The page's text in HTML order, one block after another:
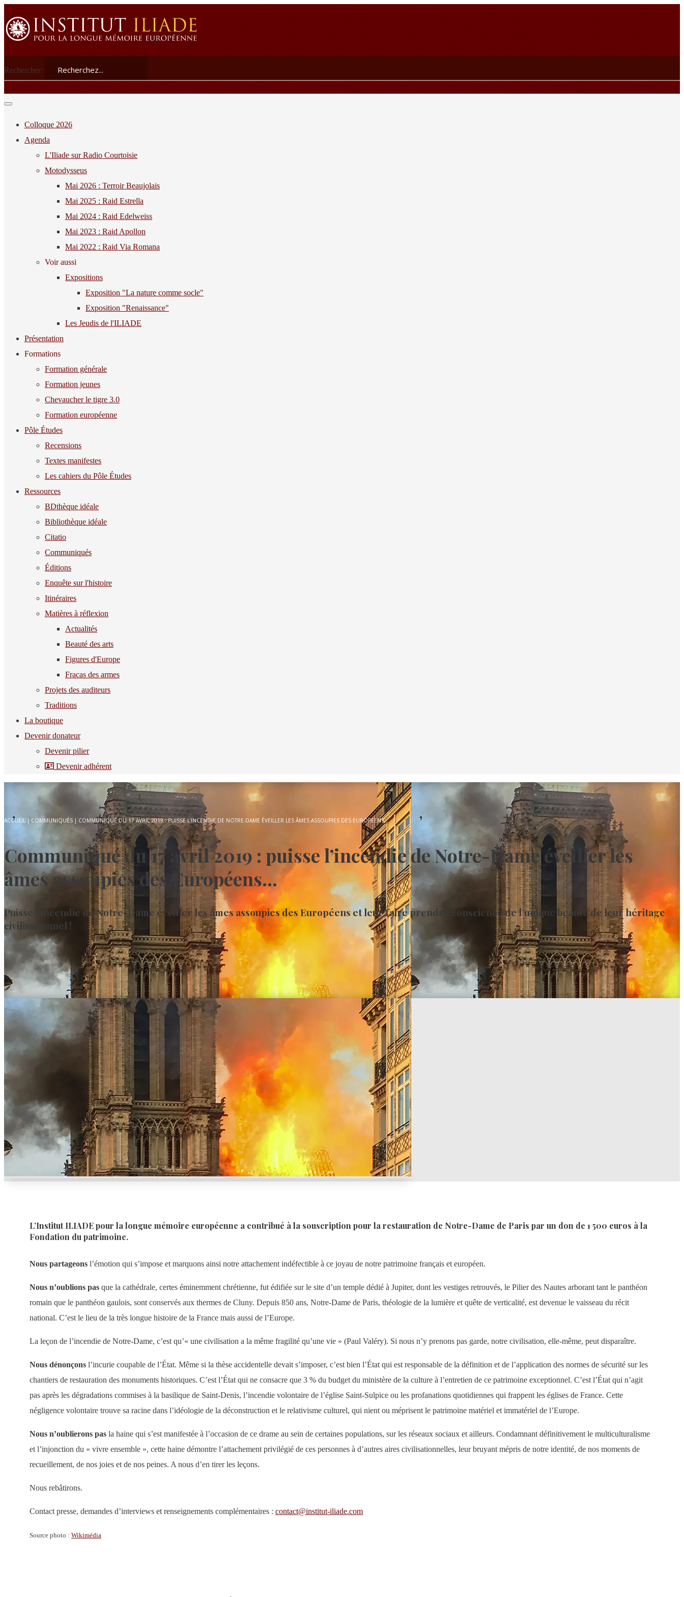
Rechercher:
Colloque 2026
Agenda
L'Iliade sur Radio Courtoisie
Motodysseus
Mai 2026 : Terroir Beaujolais
Mai 2025 : Raid Estrella
Mai 2024 : Raid Edelweiss
Mai 2023 : Raid Apollon
Mai 2022 : Raid Via Romana
Voir aussi
Expositions
Exposition "La nature comme socle"
Exposition "Renaissance"
Les Jeudis de l'ILIADE
Présentation
Formations
Formation générale
Formation jeunes
Chevaucher le tigre 3.0
Formation européenne
Pôle Études
Recensions
Textes manifestes
Les cahiers du Pôle Études
Ressources
BDthèque idéale
Bibliothèque idéale
Citatio
Communiqués
Éditions
Enquête sur l'histoire
Itinéraires
Matières à réflexion
Actualités
Beauté des arts
Figures d'Europe
Fracas des armes
Projets des auditeurs
Traditions
La boutique
Devenir donateur
Devenir pilier
Devenir adhérent
ACCUEIL | COMMUNIQUÉS | COMMUNIQUÉ DU 17 AVRIL 2019 : PUISSE L’INCENDIE DE NOTRE-DAME ÉVEILLER LES ÂMES ASSOUPIES DES EUROPÉENS…
Communiqué du 17 avril 2019 : puisse l’incendie de Notre-Dame éveiller les
âmes assoupies des Européens…
Puisse l’incendie de Notre-Dame éveiller les âmes assoupies des Européens et leur faire prendre conscience de l’unique beauté de leur héritage
civilisationnel !
L’Institut ILIADE pour la longue mémoire européenne a contribué à la souscription pour la restauration de Notre-Dame de Paris par un don de 1 500 euros à la
Fondation du patrimoine.
Nous partageons l’émotion qui s’impose et marquons ainsi notre attachement indéfectible à ce joyau de notre patrimoine français et européen.
Nous n’oublions pas que la cathédrale, certes éminemment chrétienne, fut édifiée sur le site d’un temple dédié à Jupiter, dont les vestiges retrouvés, le Pilier des Nautes arborant tant le panthéon
romain que le panthéon gaulois, sont conservés aux thermes de Cluny. Depuis 850 ans, Notre-Dame de Paris, théologie de la lumière et quête de verticalité, est devenue le vaisseau du récit
national. C’est le lieu de la très longue histoire de la France mais aussi de l’Europe.
La leçon de l’incendie de Notre-Dame, c’est qu’« une civilisation a la même fragilité qu’une vie » (Paul Valéry). Si nous n’y prenons pas garde, notre civilisation, elle-même, peut disparaître.
Nous dénonçons l’incurie coupable de l’État. Même si la thèse accidentelle devait s’imposer, c’est bien l’État qui est responsable de la définition et de l’application des normes de sécurité sur les
chantiers de restauration des monuments historiques. C’est l’État qui ne consacre que 3 % du budget du ministère de la culture à l’entretien de ce patrimoine exceptionnel. C’est l’État qui n’agit
pas après les dégradations commises à la basilique de Saint-Denis, l’incendie volontaire de l’église Saint-Sulpice ou les profanations quotidiennes qui frappent les églises de France. Cette
négligence volontaire trouve sa racine dans l’idéologie de la déconstruction et le relativisme culturel, qui nient ou méprisent le patrimoine matériel et immatériel de l’Europe.
Nous n’oublierons pas la haine qui s’est manifestée à l’occasion de ce drame au sein de certaines populations, sur les réseaux sociaux et ailleurs. Condamnant définitivement le multiculturalisme
et l’injonction du « vivre ensemble », cette haine démontre l’attachement privilégié de ces personnes à d’autres aires civilisationnelles, leur bruyant mépris de notre identité, de nos moments de
recueillement, de nos joies et de nos peines. A nous d’en tirer les leçons.
Nous rebâtirons.
Contact presse, demandes d’interviews et renseignements complémentaires : contact@institut-iliade.com
Source photo : Wikimédia